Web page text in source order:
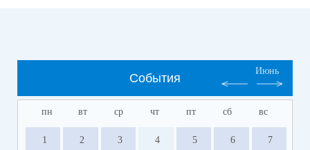
События
Июнь
пн вт ср чт пт сб вс
1 2 3 4 5 6 7